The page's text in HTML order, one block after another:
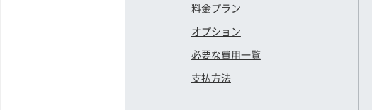
料金プラン
オプション
必要な費用一覧
支払方法